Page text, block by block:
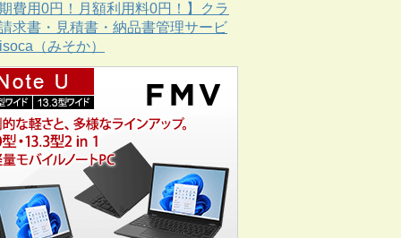
費用0円！月額利用料0円！】クラ
求書・見積書・納品書管理サービ
（みそか）